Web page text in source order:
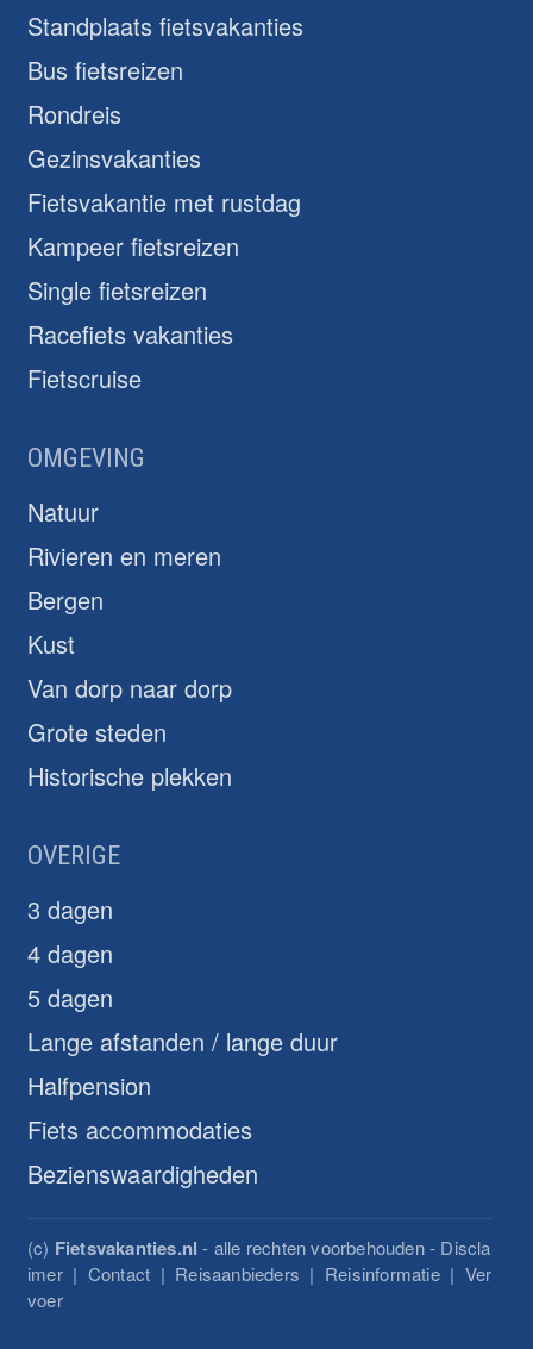
Standplaats fietsvakanties
Bus fietsreizen
Rondreis
Gezinsvakanties
Fietsvakantie met rustdag
Kampeer fietsreizen
Single fietsreizen
Racefiets vakanties
Fietscruise
OMGEVING
Natuur
Rivieren en meren
Bergen
Kust
Van dorp naar dorp
Grote steden
Historische plekken
OVERIGE
3 dagen
4 dagen
5 dagen
Lange afstanden / lange duur
Halfpension
Fiets accommodaties
Bezienswaardigheden
(c) Fietsvakanties.nl- alle rechten voorbehouden - Discla
imer| Contact | Reisaanbieders | Reisinformatie| Ver
voer